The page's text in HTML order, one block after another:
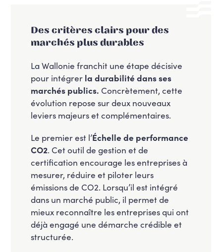
Des critères clairs pour des
marchés plus durables
La Wallonie franchit une étape décisive
pour intégrer la durabilité dans ses
marchés publics. Concrètement, cette
évolution repose sur deux nouveaux
leviers majeurs et complémentaires.
Le premier est l’Échelle de performance
CO2. Cet outil de gestion et de
certification encourage les entreprises à
mesurer, réduire et piloter leurs
émissions de CO2. Lorsqu’il est intégré
dans un marché public, il permet de
mieux reconnaître les entreprises qui ont
déjà engagé une démarche crédible et
structurée.